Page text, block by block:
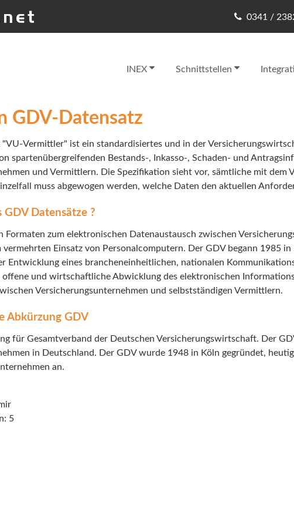
0341 /
INEX Schnittstellen
GDV-Datensatz
"VU-Vermittler" ist ein standardisiertes und in der
spartenübergreifenden Bestands-, Inkasso-, Schaden- und
und Vermittlern. Die Spezifikation sieht vor, sämtliche mit dem
muss abgewogen werden, welche Daten den aktuellen
Datensätze ?
Formaten zum elektronischen Datenaustausch zwischen
vermehrten Einsatz von Personalcomputern. Der GDV begann 1985
Entwicklung eines brancheneinheitlichen, nationalen
offene und wirtschaftliche Abwicklung des elektronischen
Versicherungsunternehmen und selbstständigen Vermittlern.
Abkürzung GDV
für Gesamtverband der Deutschen Versicherungswirtschaft. Der
in Deutschland. Der GDV wurde 1948 in Köln gegründet,
an.
5